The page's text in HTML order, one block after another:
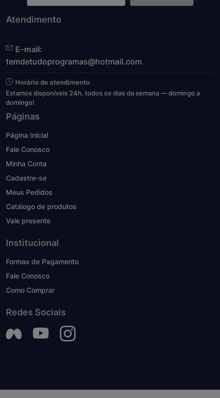
Atendimento
E-mail:
temdetudoprogramas@hotmail.com
Horário de atendimento
Estamos disponíveis 24h, todos os dias da semana — domingo a
domingo!
Páginas
Página Inicial
Fale Conosco
Minha Conta
Cadastre-se
Meus Pedidos
Catálogo de produtos
Vale presente
Institucional
Formas de Pagamento
Fale Conosco
Como Comprar
Redes Sociais